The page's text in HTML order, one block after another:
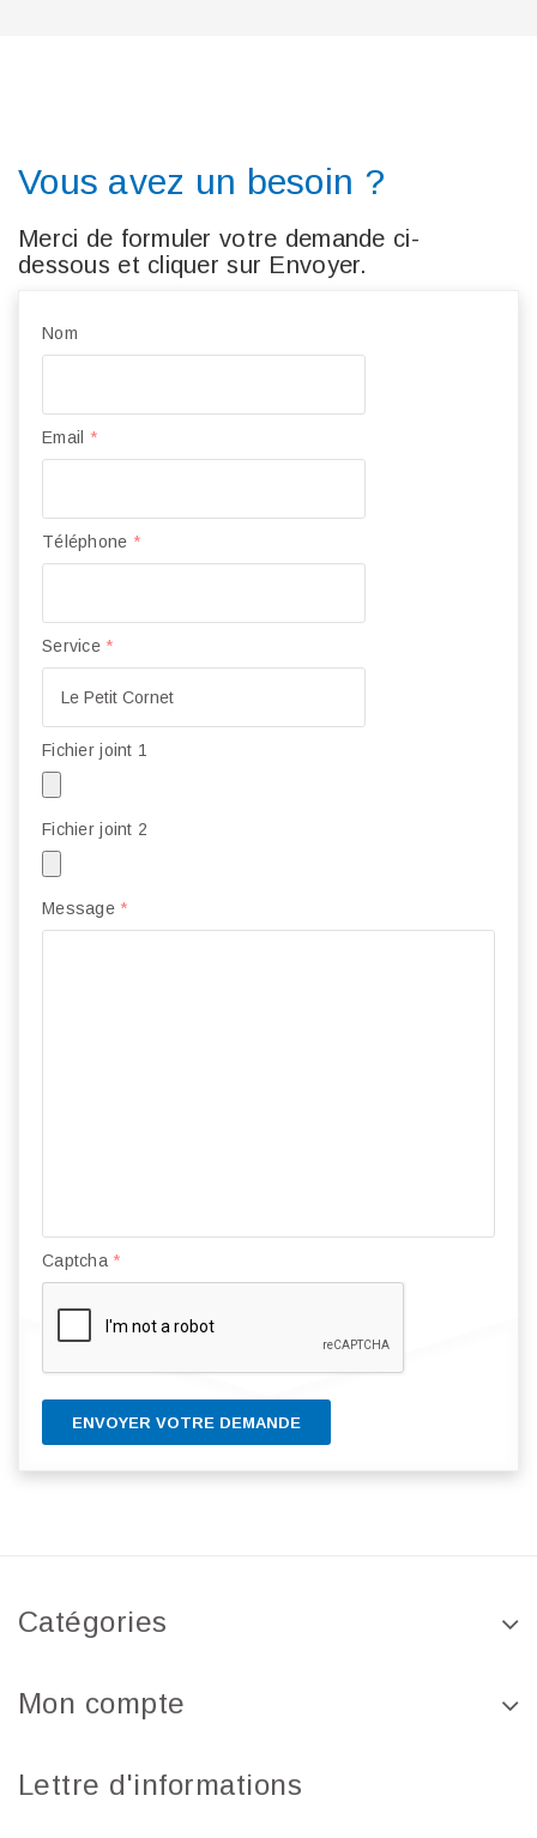
Vous avez un besoin ?
Merci de formuler votre demande ci-
dessous et cliquer sur Envoyer.
Nom
Email *
Téléphone *
Service *
Fichier joint 1
Fichier joint 2
Message *
Captcha *
ENVOYER VOTRE DEMANDE
Catégories
Mon compte
Lettre d'informations